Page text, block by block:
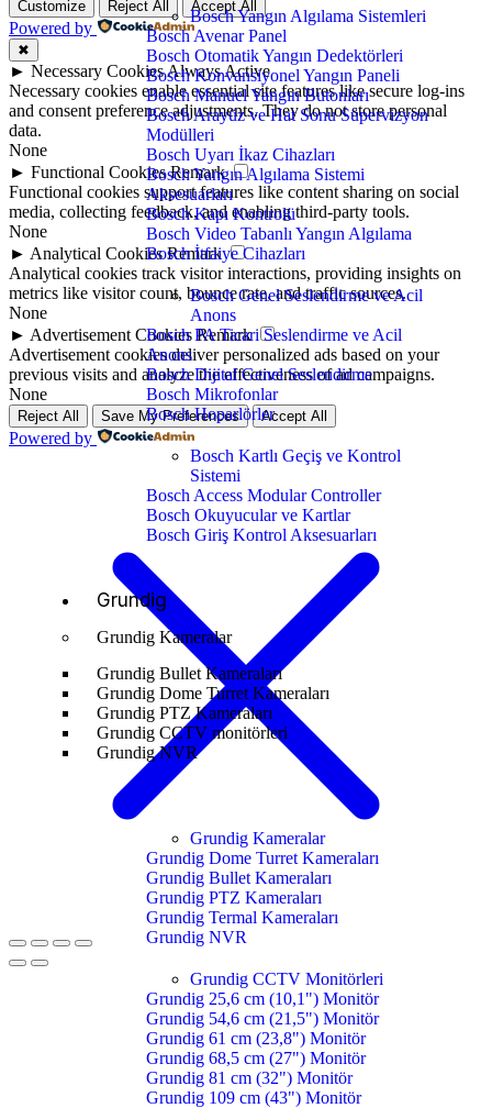
Bosch Yangın Algılama Sistemleri
Bosch Avenar Panel
Bosch Otomatik Yangın Dedektörleri
Bosch Konvansiyonel Yangın Paneli
Bosch Manuel Yangın Butonları
Bosch Arayüz ve Hat Sonu Süpervizyon
Modülleri
Bosch Uyarı İkaz Cihazları
Bosch Yangın Algılama Sistemi
Aksesuarları
Bosch Kapı Kontrolü
Bosch Video Tabanlı Yangın Algılama
Bosch İtfaiye Cihazları
Bosch Genel Seslendirme ve Acil
Anons
Bosch PA Ticari Seslendirme ve Acil
Anons
Bosch Dijital Genel Seslendirme
Bosch Mikrofonlar
Bosch Hoparlörler
Bosch Kartlı Geçiş ve Kontrol
Sistemi
Bosch Access Modular Controller
Bosch Okuyucular ve Kartlar
Bosch Giriş Kontrol Aksesuarları
Grundig
Grundig Kameralar
Grundig Bullet Kameraları
Grundig Dome Turret Kameraları
Grundig PTZ Kameraları
Grundig CCTV monitörleri
Grundig NVR
Grundig Kameralar
Grundig Dome Turret Kameraları
Grundig Bullet Kameraları
Grundig PTZ Kameraları
Grundig Termal Kameraları
Grundig NVR
Grundig CCTV Monitörleri
Grundig 25,6 cm (10,1") Monitör
Grundig 54,6 cm (21,5") Monitör
Grundig 61 cm (23,8") Monitör
Grundig 68,5 cm (27") Monitör
Grundig 81 cm (32") Monitör
Grundig 109 cm (43") Monitör
Customize Reject All Accept All
Powered by
✖
► Necessary CookiesAlways Active
Necessary cookies enable essential site features like secure log-ins
and consent preference adjustments. They do not store personal
data.
None
► Functional Cookies Remark
Functional cookies support features like content sharing on social
media, collecting feedback, and enabling third-party tools.
None
► Analytical Cookies Remark
Analytical cookies track visitor interactions, providing insights on
metrics like visitor count, bounce rate, and traffic sources.
None
► Advertisement Cookies Remark
Advertisement cookies deliver personalized ads based on your
previous visits and analyze the effectiveness of ad campaigns.
None
Reject All Save My Preferences Accept All
Powered by